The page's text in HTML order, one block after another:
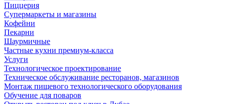
Пиццерия
Супермаркеты и магазины
Кофейни
Пекарни
Шаурмичные
Частные кухни премиум-класса
Услуги
Технологическое проектирование
Техническое обслуживание ресторанов, магазинов
Монтаж пищевого технологического оборудования
Обучение для поваров